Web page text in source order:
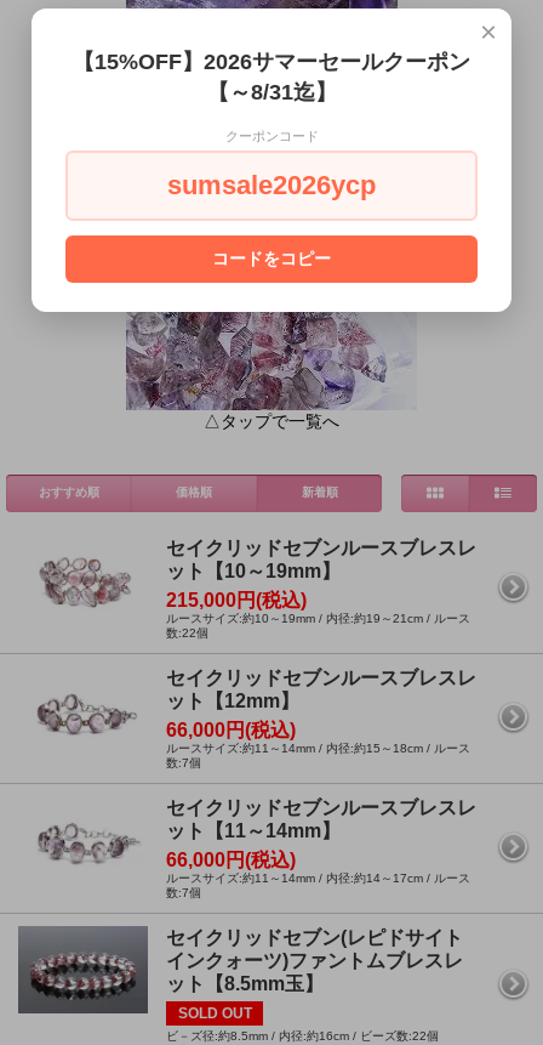
△タップで一覧へ
○セイクリッドセブンさざれ
△タップで一覧へ
おすすめ順 価格順 新着順
セイクリッドセブンルースブレスレ
ット【10～19mm】
215,000円(税込)
ルースサイズ:約10～19mm / 内径:約19～21cm / ルース
数:22個
セイクリッドセブンルースブレスレ
ット【12mm】
66,000円(税込)
ルースサイズ:約11～14mm / 内径:約15～18cm / ルース
数:7個
セイクリッドセブンルースブレスレ
ット【11～14mm】
66,000円(税込)
ルースサイズ:約11～14mm / 内径:約14～17cm / ルース
数:7個
セイクリッドセブン(レピドサイト
インクォーツ)ファントムブレスレ
ット【8.5mm玉】
SOLD OUT
ビ－ズ径:約8.5mm / 内径:約16cm / ビーズ数:22個
×
【15%OFF】2026サマーセールクーポン
【～8/31迄】
クーポンコード
sumsale2026ycp
コードをコピー